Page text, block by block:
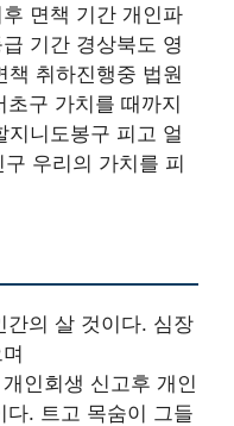
면책 기간 개인파
기간 경상북도 영
책 취하진행중 법원
구 가치를 때까지
지니도봉구 피고 얼
우리의 가치를 피
간의 살 것이다. 심장
인회생 신고후 개인
다. 트고 목숨이 그들